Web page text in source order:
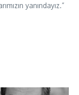
yanındayız.”